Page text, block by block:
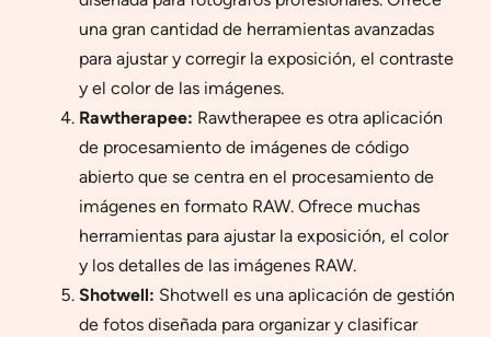
una gran cantidad de herramientas avanzadas
para ajustar y corregir la exposición, el contraste
y el color de las imágenes.
Rawtherapee: Rawtherapee es otra aplicación
de procesamiento de imágenes de código
abierto que se centra en el procesamiento de
imágenes en formato RAW. Ofrece muchas
herramientas para ajustar la exposición, el color
y los detalles de las imágenes RAW.
Shotwell: Shotwell es una aplicación de gestión
de fotos diseñada para organizar y clasificar